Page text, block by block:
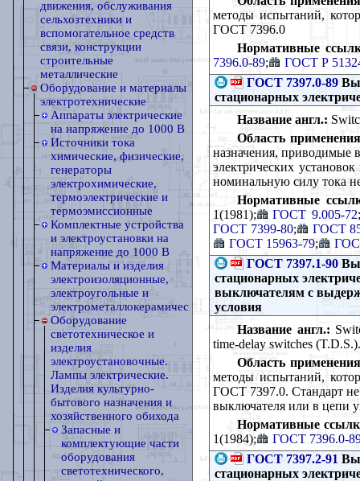
движения, обслуживания
сельхозтехники и
вспомогательное средств
связи, конструкции
строительные
металлические
Оборудование и материалы
электротехнические
Аппараты электрические
на напряжение до 1000 В
Источники тока
химические, физические,
генераторы
электрохимические,
термоэлектрические и
термоэмиссионные
Комплектные устройства
и электроустановки на
напряжение до 1000 В
Материалы и изделия
электроизоляционные,
электроугольные и
электрометаллокерамические
Оборудование
светотехническое и
изделия
электроустановочные.
Лампы электрические.
Изделия культурно-
бытового назначения и
хозяйственного обихода
Запасные и
комплектующие части
оборудования
светотехнического,
методы испытаний,
ГОСТ 7396.0
Нормативные
7396.0-89;
ГОСТ Р
ГОСТ 7397.0-89
стационарных
Название англ.:
Область
назначения, приводимые
электрических
номинальную силу тока
Нормативные
1(1981);
ГОСТ 9.005-72
ГОСТ 7399-80;
ГОСТ
ГОСТ 15963-79;
ГОСТ 7397.1-90
стационарных
выключателям с
условия
Название англ.:
time-delay switches
Область
методы испытаний,
ГОСТ 7397.0. Стандарт
выключателя или в цепи
Нормативные
1(1984);
ГОСТ 7396.0-
ГОСТ 7397.2-91
стационарных